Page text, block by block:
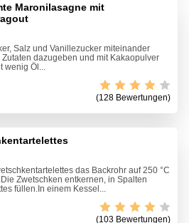
Maronilasagne mit
Salz und Vanillezucker miteinander
dazugeben und mit Kakaopulver
wenig Öl...
(128 Bewertungen)
das Backrohr auf 250 °C
Zwetschken entkernen, in Spalten
füllen.In einem Kessel...
(103 Bewertungen)